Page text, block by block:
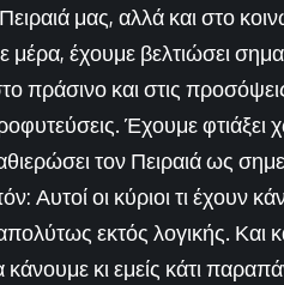
μας, αλλά και στο
μέρα, έχουμε βελτιώσει
πράσινο και στις
Έχουμε
τον Πειραιά ως
Αυτοί οι κύριοι τι έχουν
εκτός λογικής. Και
κι εμείς κάτι